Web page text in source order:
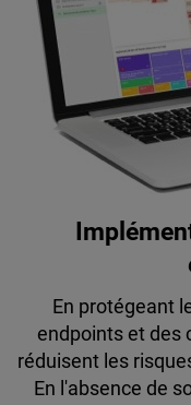
En protégeant
endpoints et des
réduisent les
En l'absence de